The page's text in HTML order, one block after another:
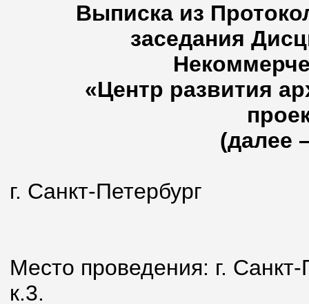
Выписка из
заседания
«Центр развития
(далее
г. Санкт-Петербург
Место проведения: г.
к.3.